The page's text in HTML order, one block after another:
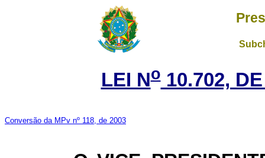
LEI No10.702,
Conversão da MPv nº 118, de 2003